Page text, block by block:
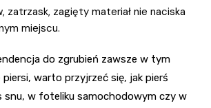
zatrzask, zagięty materiał nie naciska
miejscu.
do zgrubień zawsze w tym
warto przyjrzeć się, jak pierś
snu, w foteliku samochodowym czy w